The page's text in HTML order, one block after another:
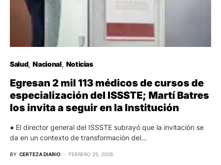
Salud Nacional Noticias
Egresan 2 mil 113 médicos de cursos de
especialización del ISSSTE; Martí Batres
los invita a seguir en la Institución
● El director general del ISSSTE subrayó que la invitación se
da en un contexto de transformación del…
BY CERTEZA DIARIO FEBRERO 25, 2026